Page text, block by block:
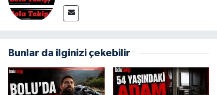
Bunlar da ilginizi çekebilir